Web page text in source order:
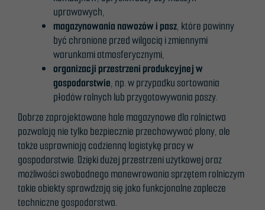
uprawowych,
magazynowania nawozów i pasz, które powinny
być chronione przed wilgocią i zmiennymi
warunkami atmosferycznymi,
organizacji przestrzeni produkcyjnej w
gospodarstwie, np. w przypadku sortowania
płodów rolnych lub przygotowywania paszy.
Dobrze zaprojektowane hale magazynowe dla rolnictwa
pozwalają nie tylko bezpiecznie przechowywać plony, ale
także usprawniają codzienną logistykę pracy w
gospodarstwie. Dzięki dużej przestrzeni użytkowej oraz
możliwości swobodnego manewrowania sprzętem rolniczym
takie obiekty sprawdzają się jako funkcjonalne zaplecze
techniczne gospodarstwa.